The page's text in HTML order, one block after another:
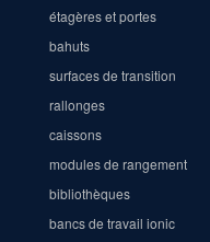
étagères et portes
bahuts
surfaces de transition
rallonges
caissons
modules de rangement
bibliothèques
bancs de travail ionic